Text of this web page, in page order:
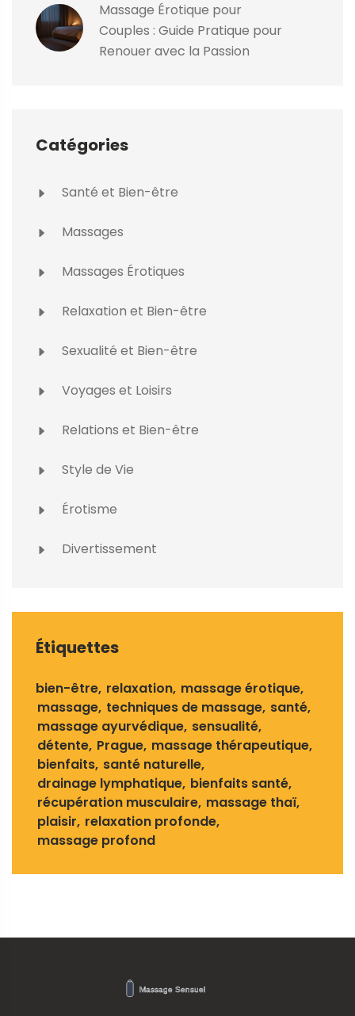
Massage Érotique pour
Couples : Guide Pratique pour
Renouer avec la Passion
Catégories
Santé et Bien-être
Massages
Massages Érotiques
Relaxation et Bien-être
Sexualité et Bien-être
Voyages et Loisirs
Relations et Bien-être
Style de Vie
Érotisme
Divertissement
Étiquettes
bien-être relaxation massage érotique
massage techniques de massage santé
massage ayurvédique sensualité
détente Prague massage thérapeutique
bienfaits santé naturelle
drainage lymphatique bienfaits santé
récupération musculaire massage thaï
plaisir relaxation profonde
massage profond